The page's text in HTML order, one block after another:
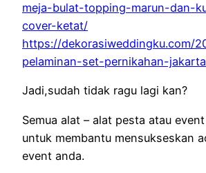
meja-bulat-topping-marun-dan-
cover-ketat/
https://dekorasiweddingku.com/
pelaminan-set-pernikahan-
Jadi,sudah tidak ragu lagi kan?
Semua alat – alat pesta atau
untuk membantu mensukseskan
event anda.